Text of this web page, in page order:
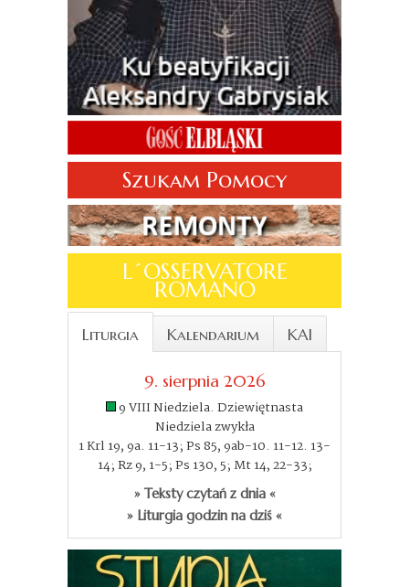
Szukam Pomocy
L´OSSERVATORE
ROMANO
Liturgia Kalendarium KAI
9. sierpnia 2026
9 VIII Niedziela. Dziewiętnasta
Niedziela zwykła
1 Krl 19, 9a. 11-13; Ps 85, 9ab-10. 11-12. 13-
14; Rz 9, 1-5; Ps 130, 5; Mt 14, 22-33;
» Teksty czytań z dnia «
» Liturgia godzin na dziś «